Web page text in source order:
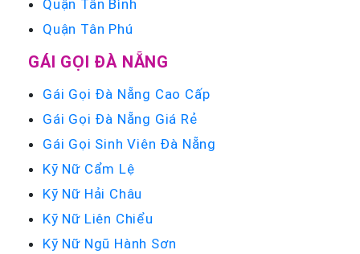
Quận Tân Bình
Quận Tân Phú
GÁI GỌI ĐÀ NẴNG
Gái Gọi Đà Nẵng Cao Cấp
Gái Gọi Đà Nẵng Giá Rẻ
Gái Gọi Sinh Viên Đà Nẵng
Kỹ Nữ Cẩm Lệ
Kỹ Nữ Hải Châu
Kỹ Nữ Liên Chiểu
Kỹ Nữ Ngũ Hành Sơn